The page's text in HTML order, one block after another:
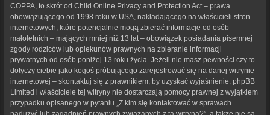
COPPA, to skrót od Child Online Privacy and Protection Act – prawa
obowiązującego od 1998 roku w USA, nakładającego na właścicieli stron
internetowych, które potencjalnie mogą zbierać informacje od osób
małoletnich – mających mniej niż 13 lat – obowiązek posiadania pisemnej
zgody rodziców lub opiekunów prawnych na zbieranie informacji
prywatnych od osób poniżej 13 roku życia. Jeżeli nie masz pewności czy to
dotyczy ciebie jako kogoś próbującego zarejestrować się na danej witrynie
internetowej – skontaktuj się z prawnikiem, by uzyskać wyjaśnienie. phpBB
Limited i właściciele tej witryny nie dostarczają pomocy prawnej z wyjątkiem
przypadku opisanego w pytaniu „Z kim się kontaktować w sprawach